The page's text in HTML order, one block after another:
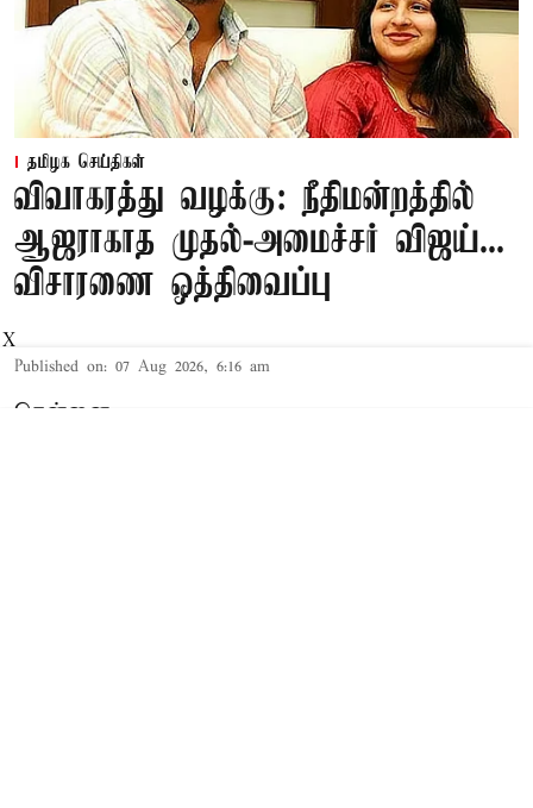
தமிழக செய்திகள்
விவாகரத்து வழக்கு: நீதிமன்றத்தில்
ஆஜராகாத முதல்-அமைச்சர் விஜய்...
விசாரணை ஒத்திவைப்பு
Published on: 07 Aug 2026, 6:16 am
சென்னை,
X